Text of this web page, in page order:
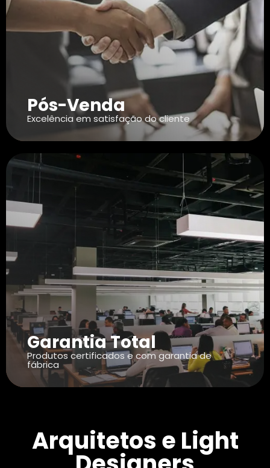
Pós-Venda
Excelência em satisfação do cliente
Garantia Total
Produtos certificados e com garantia de
fábrica
Arquitetos e Light